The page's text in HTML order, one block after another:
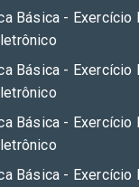
Básica - Exercício
Básica - Exercício
Básica - Exercício
Básica - Exercício